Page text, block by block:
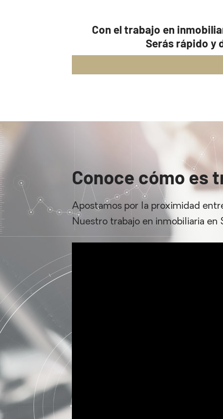
Con el trabajo en
Serás rápido y
Conoce cómo es
Apostamos por la proximidad
Nuestro trabajo en inmobiliaria en